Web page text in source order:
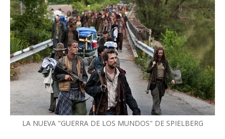
LA NUEVA "GUERRA DE LOS MUNDOS" DE SPIELBERG